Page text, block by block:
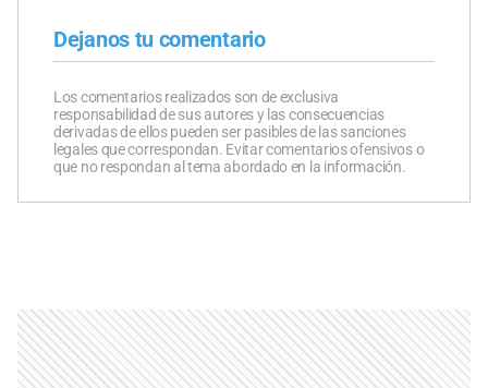
Dejanos tu comentario
Los comentarios realizados son de exclusiva
responsabilidad de sus autores y las consecuencias
derivadas de ellos pueden ser pasibles de las sanciones
legales que correspondan. Evitar comentarios ofensivos o
que no respondan al tema abordado en la información.